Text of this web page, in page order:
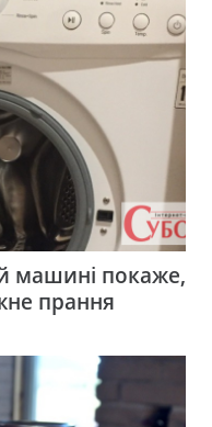
машині покаже,
прання